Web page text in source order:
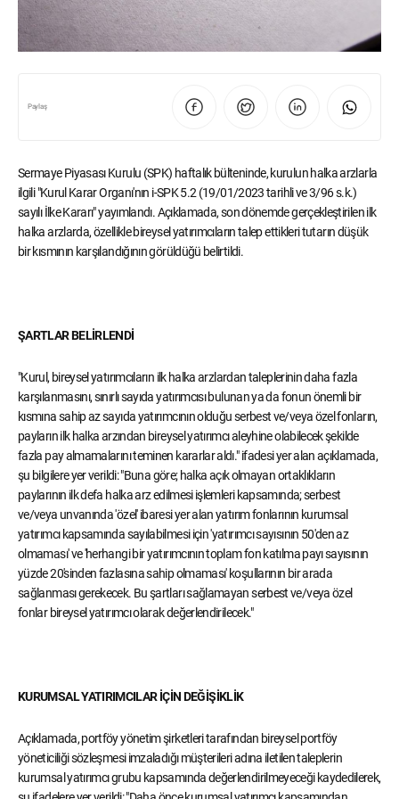
Paylaş
Sermaye Piyasası Kurulu (SPK) haftalık bülteninde, kurulun halka arzlarla
ilgili "Kurul Karar Organı'nın i-SPK 5.2 (19/01/2023 tarihli ve 3/96 s.k.)
sayılı İlke Kararı" yayımlandı. Açıklamada, son dönemde gerçekleştirilen ilk
halka arzlarda, özellikle bireysel yatırımcıların talep ettikleri tutarın düşük
bir kısmının karşılandığının görüldüğü belirtildi.
ŞARTLAR BELİRLENDİ
"Kurul, bireysel yatırımcıların ilk halka arzlardan taleplerinin daha fazla
karşılanmasını, sınırlı sayıda yatırımcısı bulunan ya da fonun önemli bir
kısmına sahip az sayıda yatırımcının olduğu serbest ve/veya özel fonların,
payların ilk halka arzından bireysel yatırımcı aleyhine olabilecek şekilde
fazla pay almamalarını teminen kararlar aldı." ifadesi yer alan açıklamada,
şu bilgilere yer verildi: "Buna göre; halka açık olmayan ortaklıkların
paylarının ilk defa halka arz edilmesi işlemleri kapsamında; serbest
ve/veya unvanında 'özel' ibaresi yer alan yatırım fonlarının kurumsal
yatırımcı kapsamında sayılabilmesi için 'yatırımcı sayısının 50'den az
olmaması' ve 'herhangi bir yatırımcının toplam fon katılma payı sayısının
yüzde 20'sinden fazlasına sahip olmaması' koşullarının bir arada
sağlanması gerekecek. Bu şartları sağlamayan serbest ve/veya özel
fonlar bireysel yatırımcı olarak değerlendirilecek."
KURUMSAL YATIRIMCILAR İÇİN DEĞİŞİKLİK
Açıklamada, portföy yönetim şirketleri tarafından bireysel portföy
yöneticiliği sözleşmesi imzaladığı müşterileri adına iletilen taleplerin
kurumsal yatırımcı grubu kapsamında değerlendirilmeyeceği kaydedilerek,